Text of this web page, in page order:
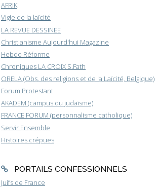
AFRIK
Vigie de la laïcité
LA REVUE DESSINEE
Christianisme Aujourd'hui Magazine
Hebdo Réforme
Chroniques LA CROIX S.Fath
ORELA (Obs. des religions et de la Laïcité, Belgique)
Forum Protestant
AKADEM (campus du judaïsme)
FRANCE FORUM (personnalisme catholique)
Servir Ensemble
Histoires crépues
PORTAILS CONFESSIONNELS
Juifs de France